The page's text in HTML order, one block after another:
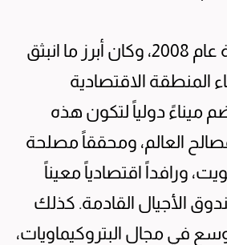
وقد بدأت الدراسة عام 2008، وكان أبرز ما انبثق
المنطقة الاقتصادية
ميناءً دولياً لتكون هذه
العالم، ومحققاً مصلحة
ورافداً اقتصادياً معيناً
الأجيال القادمة. كذلك
في مجال البتروكيماويات،